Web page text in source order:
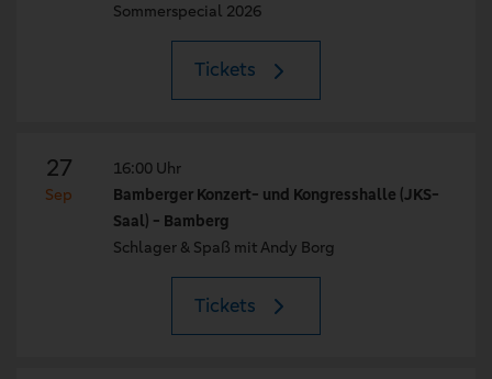
Sommerspecial 2026
Tickets
27
Sep
16:00 Uhr
Bamberger Konzert- und Kongresshalle (JKS-
Saal) - Bamberg
Schlager & Spaß mit Andy Borg
Tickets